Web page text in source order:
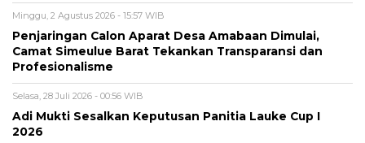
Minggu, 2 Agustus 2026 - 15:57 WIB
Penjaringan Calon Aparat Desa Amabaan Dimulai,
Camat Simeulue Barat Tekankan Transparansi dan
Profesionalisme
Selasa, 28 Juli 2026 - 00:56 WIB
Adi Mukti Sesalkan Keputusan Panitia Lauke Cup I
2026